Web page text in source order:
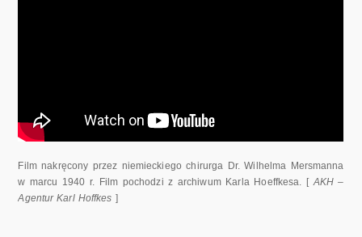
Film nakręcony przez niemieckiego chirurga Dr. Wilhelma Mersmanna
w marcu 1940 r. Film pochodzi z archiwum Karla Hoeffkesa. [ AKH –
Agentur Karl Hoffkes ]